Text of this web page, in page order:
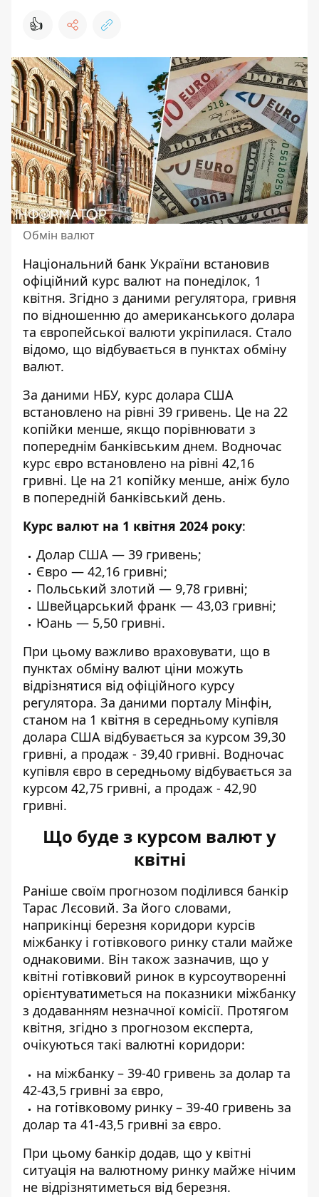
👍
Обмін валют
Національний банк України встановив
офіційний курс валют на понеділок, 1
квітня. Згідно з даними регулятора, гривня
по відношенню до американського долара
та європейської валюти укріпилася. Стало
відомо, що відбувається в пунктах обміну
валют.
За даними НБУ, курс долара США
встановлено на рівні 39 гривень. Це на 22
копійки менше, якщо порівнювати з
попереднім банківським днем. Водночас
курс євро встановлено на рівні 42,16
гривні. Це на 21 копійку менше, аніж було
в попередній банківський день.
Курс валют на 1 квітня 2024 року:
Долар США — 39 гривень;
Євро — 42,16 гривні;
Польський злотий — 9,78 гривні;
Швейцарський франк — 43,03 гривні;
Юань — 5,50 гривні.
При цьому важливо враховувати, що в
пунктах обміну валют ціни можуть
відрізнятися від офіційного курсу
регулятора. За даними порталу Мінфін,
станом на 1 квітня в середньому купівля
долара США відбувається за курсом 39,30
гривні, а продаж - 39,40 гривні. Водночас
купівля євро в середньому відбувається за
курсом 42,75 гривні, а продаж - 42,90
гривні.
Що буде з курсом валют у
квітні
Раніше своїм прогнозом поділився банкір
Тарас Лєсовий. За його словами,
наприкінці березня коридори курсів
міжбанку і готівкового ринку стали майже
однаковими. Він також зазначив, що у
квітні готівковий ринок в курсоутворенні
орієнтуватиметься на показники міжбанку
з додаванням незначної комісії. Протягом
квітня, згідно з прогнозом експерта,
очікуються такі валютні коридори:
на міжбанку – 39-40 гривень за долар та
42-43,5 гривні за євро,
на готівковому ринку – 39-40 гривень за
долар та 41-43,5 гривні за євро.
При цьому банкір додав, що у квітні
ситуація на валютному ринку майже нічим
не відрізнятиметься від березня.